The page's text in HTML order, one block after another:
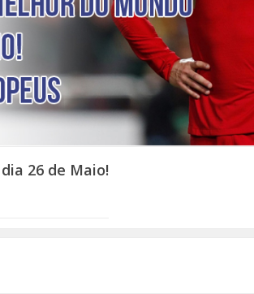
26 de Maio!